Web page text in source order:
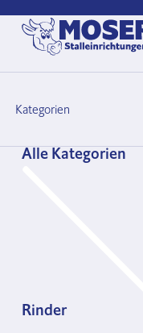
Kategorien
Alle Kategorien
Rinder
Halsbänder